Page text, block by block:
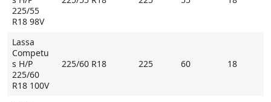
Купить Lassa Competus H/P на Мосавтошине
225/55
R18 98V
Lassa
Competu
s H/P
225/60
R18 100V
225/60 R18 225 60 18